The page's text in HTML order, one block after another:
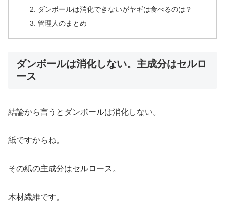
ダンボールは消化できないがヤギは食べるのは？
管理人のまとめ
ダンボールは消化しない。主成分はセルロ
ース
結論から言うとダンボールは消化しない。
紙ですからね。
その紙の主成分はセルロース。
木材繊維です。